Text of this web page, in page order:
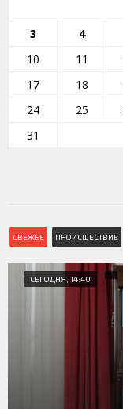
3
4
10
11
17
18
24
25
31
СВЕЖЕЕ ПРОИСШЕСТВИЕ
СЕГОДНЯ, 14:40